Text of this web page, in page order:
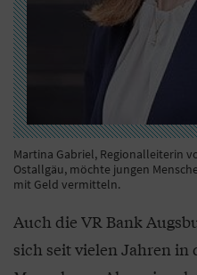
Martina Gabriel, Regionalleiterin
Ostallgäu, möchte jungen
mit Geld vermitteln.
Auch die VR Bank
sich seit vielen Jahren